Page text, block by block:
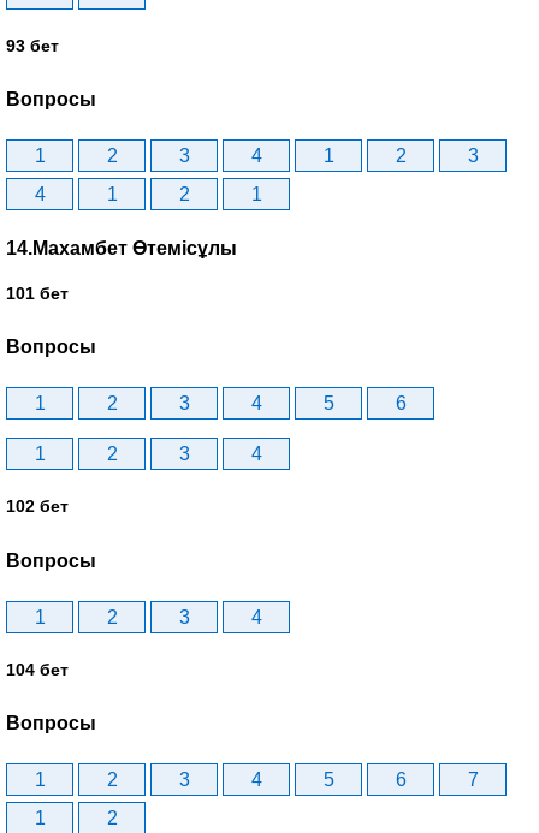
93 бет
Вопросы
1 2 3 4 1 2
3
4
1 2 1
14.Махамбет Өтемісұлы
101 бет
Вопросы
1 2 3 4 5 6
1 2 3 4
102 бет
Вопросы
1 2 3 4
104 бет
Вопросы
1 2 3 4 5 6
7
1
2